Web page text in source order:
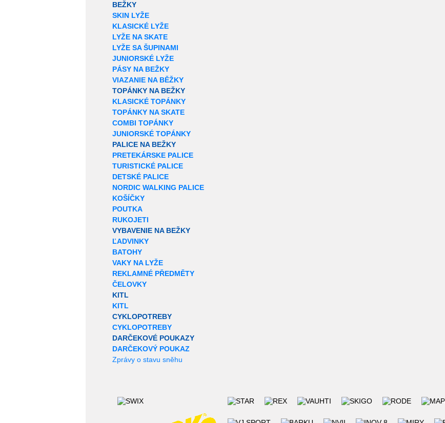
BEŽKY
SKIN LYŽE
KLASICKÉ LYŽE
LYŽE NA SKATE
LYŽE SA ŠUPINAMI
JUNIORSKÉ LYŽE
PÁSY NA BEŽKY
VIAZANIE NA BĚŽKY
TOPÁNKY NA BEŽKY
KLASICKÉ TOPÁNKY
TOPÁNKY NA SKATE
COMBI TOPÁNKY
JUNIORSKÉ TOPÁNKY
PALICE NA BEŽKY
PRETEKÁRSKE PALICE
TURISTICKÉ PALICE
DETSKÉ PALICE
NORDIC WALKING PALICE
KOŠÍČKY
POUTKA
RUKOJETI
VYBAVENIE NA BEŽKY
ĽADVINKY
BATOHY
VAKY NA LYŽE
REKLAMNÉ PŘEDMĚTY
ČELOVKY
KITL
KITL
CYKLOPOTREBY
CYKLOPOTREBY
DARČEKOVÉ POUKAZY
DARČEKOVÝ POUKAZ
Zprávy o stavu sněhu